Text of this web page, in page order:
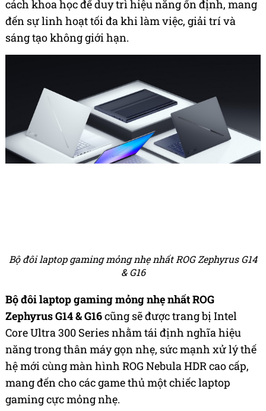
cách khoa học để duy trì hiệu năng ổn định, mang
đến sự linh hoạt tối đa khi làm việc, giải trí và
sáng tạo không giới hạn.
Bộ đôi laptop gaming mỏng nhẹ nhất ROG Zephyrus G14
& G16
Bộ đôi laptop gaming mỏng nhẹ nhất ROG
Zephyrus G14 & G16cũng sẽ được trang bị Intel
Core Ultra 300 Series nhằm tái định nghĩa hiệu
năng trong thân máy gọn nhẹ, sức mạnh xử lý thế
hệ mới cùng màn hình ROG Nebula HDR cao cấp,
mang đến cho các game thủ một chiếc laptop
gaming cực mỏng nhẹ.